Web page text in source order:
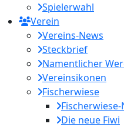
Spielerwahl
Verein
Vereins-News
Steckbrief
Namentlicher
Vereinsikonen
Fischerwiese
Fischerwiese-
Die neue Fiwi